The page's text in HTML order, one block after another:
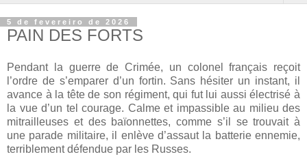
5 de fevereiro de 2026
PAIN DES FORTS
Pendant la guerre de Crimée, un colonel français reçoit
l’ordre de s’emparer d’un fortin. Sans hésiter un instant, il
avance à la tête de son régiment, qui fut lui aussi électrisé à
la vue d’un tel courage. Calme et impassible au milieu des
mitrailleuses et des baïonnettes, comme s’il se trouvait à
une parade militaire, il enlève d’assaut la batterie ennemie,
terriblement défendue par les Russes.